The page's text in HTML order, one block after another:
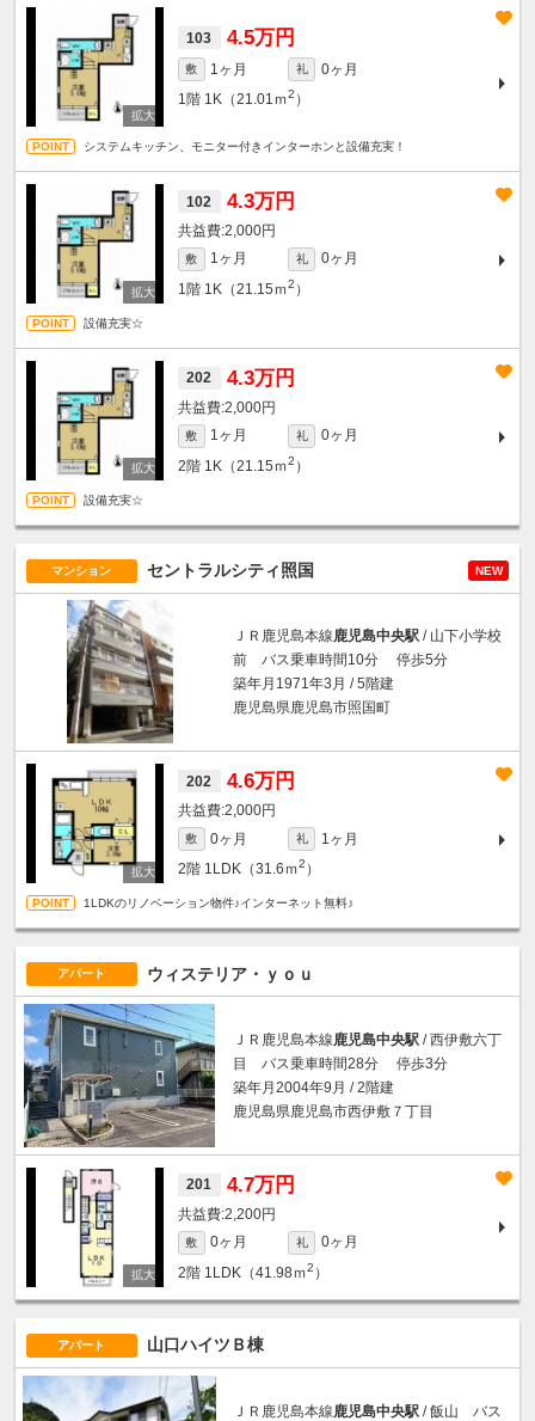
103 4.5万円
敷 1ヶ月 礼
0ヶ月
1階 1K（21.01ｍ2 ）
システムキッチン、モニター付きインターホンと設備充実！
102 4.3万円
2,000円
敷 1ヶ月 礼
0ヶ月
1階 1K（21.15ｍ2 ）
設備充実☆
202 4.3万円
2,000円
敷 1ヶ月 礼
0ヶ月
2階 1K（21.15ｍ2 ）
設備充実☆
マンション セントラルシティ照国 NEW
ＪＲ鹿児島本線鹿児島中央駅 / 山下小学校
前 バス乗車時間10分 停歩5分
築年月1971年3月 / 5階建
鹿児島県鹿児島市照国町
202 4.6万円
2,000円
敷 0ヶ月 礼
1ヶ月
2階 1LDK（31.6ｍ2 ）
1LDKのリノベーション物件♪インターネット無料♪
アパート ウィステリア・ｙｏｕ
ＪＲ鹿児島本線鹿児島中央駅 / 西伊敷六丁
目 バス乗車時間28分 停歩3分
築年月2004年9月 / 2階建
鹿児島県鹿児島市西伊敷７丁目
201 4.7万円
2,200円
敷 0ヶ月 礼
0ヶ月
2階 1LDK（41.98ｍ2 ）
アパート 山口ハイツＢ棟
ＪＲ鹿児島本線鹿児島中央駅 / 飯山 バス